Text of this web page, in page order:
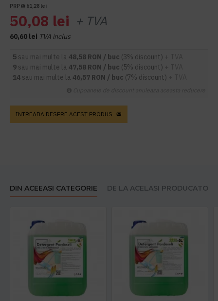
PRP 61,28 lei
50,08 lei + TVA
60,60 lei TVA inclus
5 sau mai multe la 48,58 RON / buc (3% discount)
9 sau mai multe la 47,58 RON / buc (5% discount)
14 sau mai multe la 46,57 RON / buc (7% discount)
INTREABA DESPRE ACEST PRODUS
DIN ACEEASI CATEGORIE DE LA ACELASI PRODUCATOR